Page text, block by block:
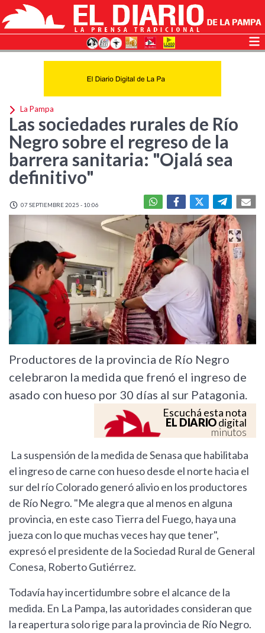
La Pampa
Las sociedades rurales de Río
Negro sobre el regreso de la
barrera sanitaria: "Ojalá sea
definitivo"
07 SEPTIEMBRE 2025 - 10:06
Productores de la provincia de Río Negro
celebraron la medida que frenó el ingreso de
asado con hueso por 30 días al sur Patagonia.
Escuchá esta nota
EL DIARIOdigital
minutos
La suspensión de la medida de Senasa que habilitaba
el ingreso de carne con hueso desde el norte hacia el
sur del río Colorado generó alivio en los productores
de Río Negro. "Me alegra que al menos en alguna
provincia, en este caso Tierra del Fuego, haya una
jueza con lo que muchas veces hay que tener",
expresó el presidente de la Sociedad Rural de General
Conesa, Roberto Gutiérrez.
Todavía hay incertidumbre sobre el alcance de la
medida. En La Pampa, las autoridades consideran que
la reapertura solo rige para la provincia de Río Negro.